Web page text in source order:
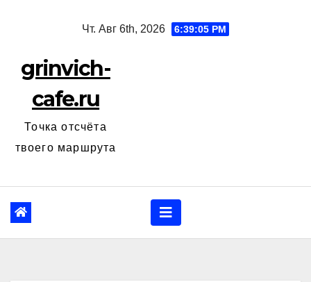
Чт. Авг 6th, 2026 6:39:06 PM
grinvich-
cafe.ru
Точка отсчёта
твоего маршрута